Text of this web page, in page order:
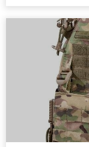
важную роль в...